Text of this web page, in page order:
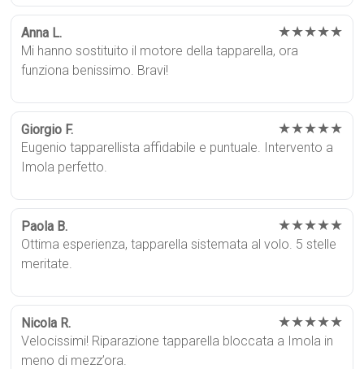
Anna L. ★★★★★
Mi hanno sostituito il motore della tapparella, ora
funziona benissimo. Bravi!
Giorgio F. ★★★★★
Eugenio tapparellista affidabile e puntuale. Intervento a
Imola perfetto.
Paola B. ★★★★★
Ottima esperienza, tapparella sistemata al volo. 5 stelle
meritate.
Nicola R. ★★★★★
Velocissimi! Riparazione tapparella bloccata a Imola in
meno di mezz’ora.